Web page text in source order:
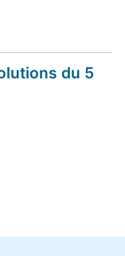
du 5